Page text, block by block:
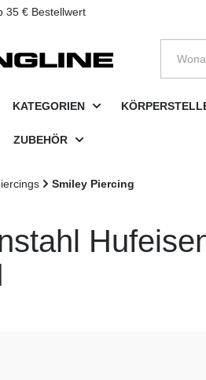
springen
35 € Bestellwert
KATEGORIEN
ZUBEHÖR
Smiley Piercing